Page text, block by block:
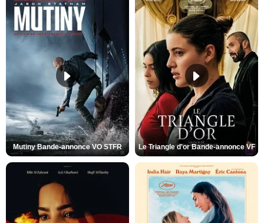
Mutiny Bande-annonce VO STFR Le Triangle d'or Bande-annonce VF